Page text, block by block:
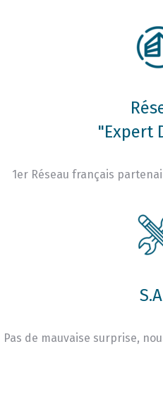
"Expert
1er Réseau français
Pas de mauvaise surprise,